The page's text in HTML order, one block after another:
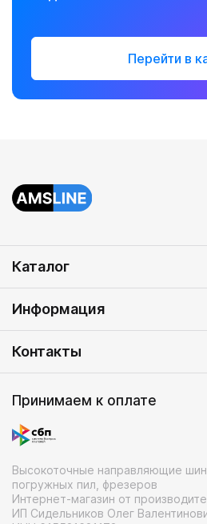
Перейти в
Каталог
Информация
Контакты
Принимаем к оплате
Высокоточные направляющие
погружных пил, фрезеров
Интернет-магазин от
ИП Сидельников Олег